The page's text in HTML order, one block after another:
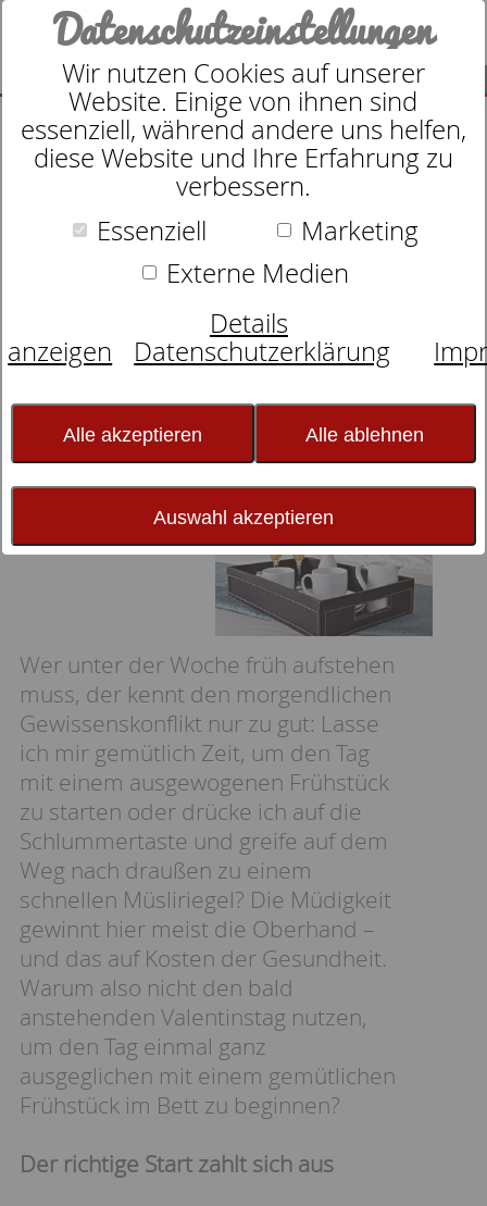
SUCHE
Datenschutzeinstellungen
Wir nutzen Cookies auf unserer
Website. Einige von ihnen sind
essenziell, während andere uns helfen,
diese Website und Ihre Erfahrung zu
verbessern.
Essenziell
Marketing
Externe Medien
Details
anzeigen
Datenschutzerklärung
Alle akzeptieren Alle ablehnen
Auswahl akzeptieren
Schlafexperten-Tipps:
Schlafwissen für
erholsame Nächte
Nicht nur am Valentinstag
perfekt: Frühstück im Bett
Wer unter der Woche früh aufstehen
muss, der kennt den morgendlichen
Gewissenskonflikt nur zu gut: Lasse
ich mir gemütlich Zeit, um den Tag
mit einem ausgewogenen Frühstück
zu starten oder drücke ich auf die
Schlummertaste und greife auf dem
Weg nach draußen zu einem
schnellen Müsliriegel? Die Müdigkeit
gewinnt hier meist die Oberhand –
und das auf Kosten der Gesundheit.
Warum also nicht den bald
anstehenden Valentinstag nutzen,
um den Tag einmal ganz
ausgeglichen mit einem gemütlichen
Frühstück im Bett zu beginnen?
Der richtige Start zahlt sich aus